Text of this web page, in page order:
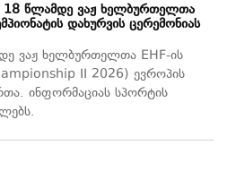
18 წლამდე ვაჟ ხელბურთელთა
დახურვის ცერემონიას
ვაჟ ხელბურთელთა EHF-ის
II 2026) ევროპის
ინფორმაციას სპორტის